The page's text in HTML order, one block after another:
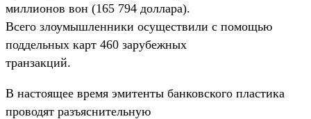
миллионов вон (165 794 доллара).
Всего злоумышленники осуществили с помощью
поддельных карт 460 зарубежных
транзакций.
В настоящее время эмитенты банковского пластика
проводят разъяснительную